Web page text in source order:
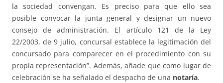
la sociedad convengan. Es preciso para que ello sea
posible convocar la junta general y designar un nuevo
consejo de administración. El artículo 121 de la Ley
22/2003, de 9 julio, concursal establece la legitimación del
concursado para comparecer en el procedimiento con su
propia representación”. Además, añade que como lugar de
celebración se ha señalado el despacho de una notaría.